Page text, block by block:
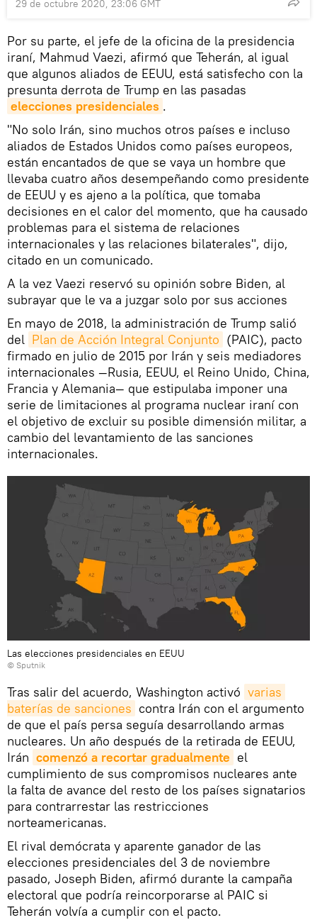
29 de octubre 2020, 23:06 GMT
Por su parte, el jefe de la oficina de la presidencia
iraní, Mahmud Vaezi, afirmó que Teherán, al igual
que algunos aliados de EEUU, está satisfecho con la
presunta derrota de Trump en las pasadas
elecciones presidenciales .
"No solo Irán, sino muchos otros países e incluso
aliados de Estados Unidos como países europeos,
están encantados de que se vaya un hombre que
llevaba cuatro años desempeñando como presidente
de EEUU y es ajeno a la política, que tomaba
decisiones en el calor del momento, que ha causado
problemas para el sistema de relaciones
internacionales y las relaciones bilaterales", dijo,
citado en un comunicado.
A la vez Vaezi reservó su opinión sobre Biden, al
subrayar que le va a juzgar solo por sus acciones
En mayo de 2018, la administración de Trump salió
del Plan de Acción Integral Conjunto (PAIC), pacto
firmado en julio de 2015 por Irán y seis mediadores
internacionales —Rusia, EEUU, el Reino Unido, China,
Francia y Alemania— que estipulaba imponer una
serie de limitaciones al programa nuclear iraní con
el objetivo de excluir su posible dimensión militar, a
cambio del levantamiento de las sanciones
internacionales.
Las elecciones presidenciales en EEUU
© Sputnik
Tras salir del acuerdo, Washington activó varias
baterías de sanciones contra Irán con el argumento
de que el país persa seguía desarrollando armas
nucleares. Un año después de la retirada de EEUU,
Irán comenzó a recortar gradualmente el
cumplimiento de sus compromisos nucleares ante
la falta de avance del resto de los países signatarios
para contrarrestar las restricciones
norteamericanas.
El rival demócrata y aparente ganador de las
elecciones presidenciales del 3 de noviembre
pasado, Joseph Biden, afirmó durante la campaña
electoral que podría reincorporarse al PAIC si
Teherán volvía a cumplir con el pacto.